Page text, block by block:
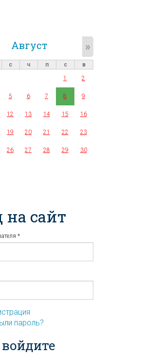
Август »
с ч п с
в
1
2
5 6 7 8 9
12 13 14 15 16
19 20 21 22 23
26 27 28 29 30
на сайт
*
пароль?